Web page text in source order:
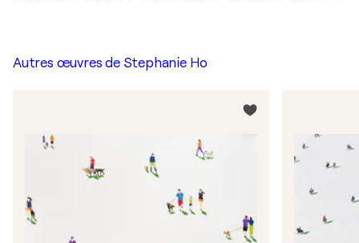
Autres œuvres de Stephanie Ho